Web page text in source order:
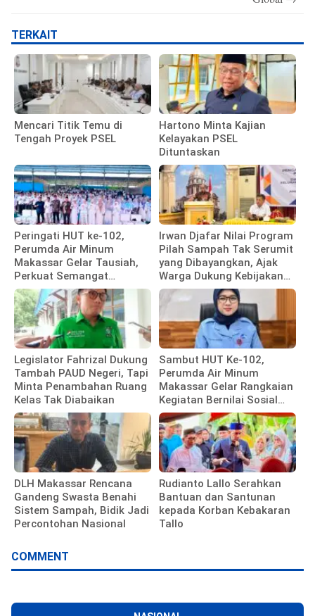
TERKAIT
Mencari Titik Temu di
Tengah Proyek PSEL
Hartono Minta Kajian
Kelayakan PSEL
Dituntaskan
Peringati HUT ke-102,
Perumda Air Minum
Makassar Gelar Tausiah,
Perkuat Semangat
Pengabdian Pegawai
Irwan Djafar Nilai Program
Pilah Sampah Tak Serumit
yang Dibayangkan, Ajak
Warga Dukung Kebijakan
Pemkot
Legislator Fahrizal Dukung
Tambah PAUD Negeri, Tapi
Minta Penambahan Ruang
Kelas Tak Diabaikan
Sambut HUT Ke-102,
Perumda Air Minum
Makassar Gelar Rangkaian
Kegiatan Bernilai Sosial
dan Kebersamaan
DLH Makassar Rencana
Gandeng Swasta Benahi
Sistem Sampah, Bidik Jadi
Percontohan Nasional
Rudianto Lallo Serahkan
Bantuan dan Santunan
kepada Korban Kebakaran
Tallo
COMMENT